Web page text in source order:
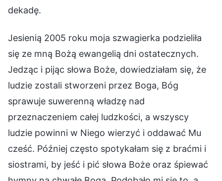
dekadę.
Jesienią 2005 roku moja szwagierka podzieliła
się ze mną Bożą ewangelią dni ostatecznych.
Jedząc i pijąc słowa Boże, dowiedziałam się, że
ludzie zostali stworzeni przez Boga, Bóg
sprawuje suwerenną władzę nad
przeznaczeniem całej ludzkości, a wszyscy
ludzie powinni w Niego wierzyć i oddawać Mu
cześć. Później często spotykałam się z braćmi i
siostrami, by jeść i pić słowa Boże oraz śpiewać